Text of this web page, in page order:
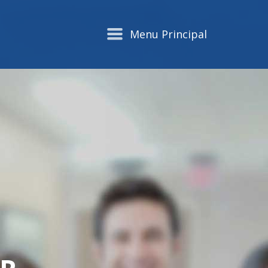
Menu Principal